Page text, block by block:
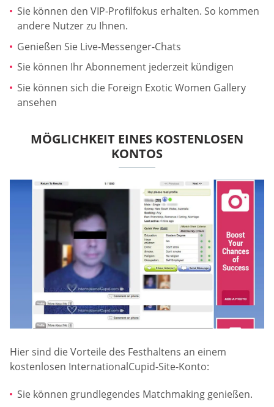
Sie können den VIP-Profilfokus erhalten. So kommen
andere Nutzer zu Ihnen.
Genießen Sie Live-Messenger-Chats
Sie können Ihr Abonnement jederzeit kündigen
Sie können sich die Foreign Exotic Women Gallery
ansehen
MÖGLICHKEIT EINES KOSTENLOSEN
KONTOS
Hier sind die Vorteile des Festhaltens an einem
kostenlosen InternationalCupid-Site-Konto:
Sie können grundlegendes Matchmaking genießen.